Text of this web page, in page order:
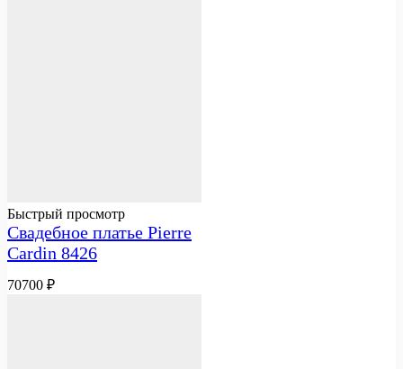
Быстрый просмотр
Свадебное платье Pierre
Cardin 8426
70700 ₽